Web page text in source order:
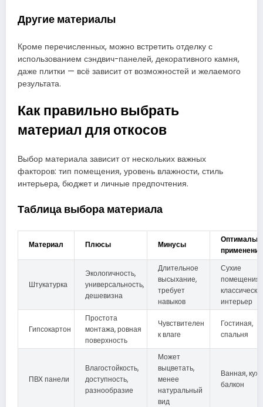
Другие материалы
Кроме перечисленных, можно встретить отделку с
использованием сэндвич-панелей, декоративного камня,
даже плитки — всё зависит от возможностей и желаемого
результата.
Как правильно выбрать
материал для откосов
Выбор материала зависит от нескольких важных
факторов: тип помещения, уровень влажности, стиль
интерьера, бюджет и личные предпочтения.
Таблица выбора материала
Материал Плюсы Минусы
применение
Штукатурка
Экологичность,
универсальность,
дешевизна
Длительное
высыхание,
требует
навыков
Сухие
помещения,
интерьер
Гипсокартон
Простота
монтажа, ровная
поверхность
Чувствителен
к влаге
Гостиная,
спальня
ПВХ панели
Влагостойкость,
доступность,
разнообразие
Может
выцветать,
менее
натуральный
вид
Ванная,
балкон